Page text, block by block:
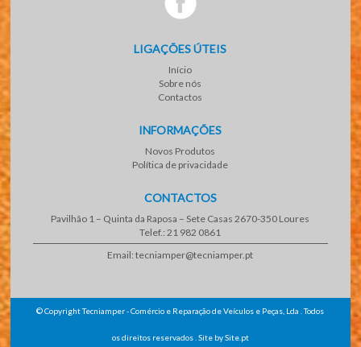
LIGAÇÕES ÚTEIS
Início
Sobre nós
Contactos
INFORMAÇÕES
Novos Produtos
Política de privacidade
CONTACTOS
Pavilhão 1 – Quinta da Raposa – Sete Casas 2670-350 Loures
Telef.: 21 982 0861
Email: tecniamper@tecniamper.pt
© Copyright Tecniamper - Comércio e Reparação de Veículos e Peças, Lda . Todos
os direitos reservados . SitebySite.pt